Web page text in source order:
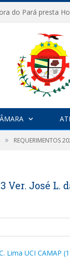
» REQUERIMENTOS
Ver. José L.
Lima UCI CAMAP